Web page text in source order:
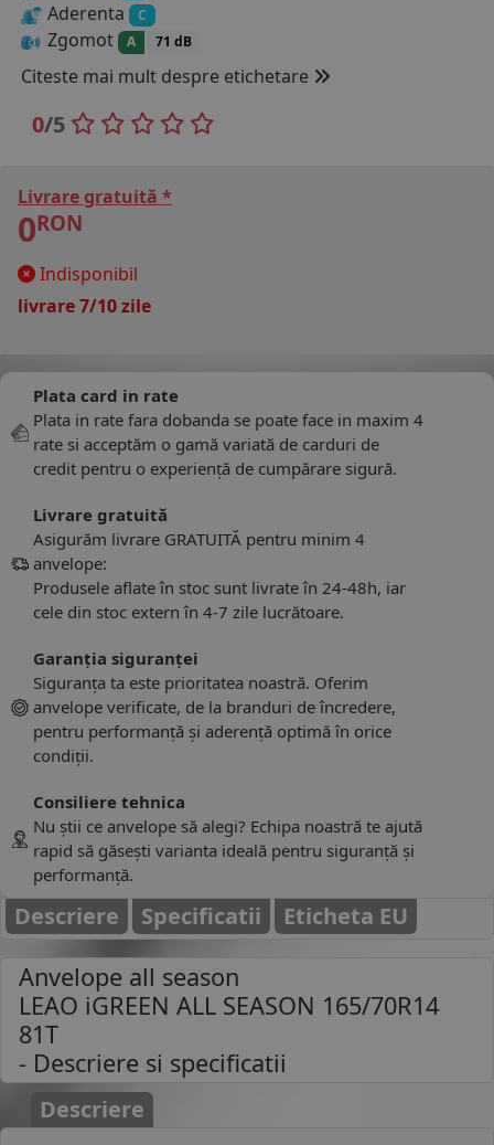
Aderenta C
Zgomot A 71 dB
Citeste mai mult despre etichetare
0/5
Livrare gratuită *
0RON
Indisponibil
livrare 7/10 zile
Plata card in rate
Plata in rate fara dobanda se poate face in maxim 4
rate si acceptăm o gamă variată de carduri de
credit pentru o experiență de cumpărare sigură.
Livrare gratuită
Asigurăm livrare GRATUITĂ pentru minim 4
anvelope:
Produsele aflate în stoc sunt livrate în 24-48h, iar
cele din stoc extern în 4-7 zile lucrătoare.
Garanția siguranței
Siguranța ta este prioritatea noastră. Oferim
anvelope verificate, de la branduri de încredere,
pentru performanță și aderență optimă în orice
condiții.
Consiliere tehnica
Nu știi ce anvelope să alegi? Echipa noastră te ajută
rapid să găsești varianta ideală pentru siguranță și
performanță.
Descriere Specificatii Eticheta EU
Anvelope all season
LEAO iGREEN ALL SEASON 165/70R14
81T
- Descriere si specificatii
Descriere